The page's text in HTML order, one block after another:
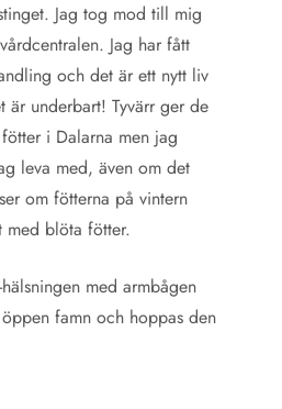
Jag tog mod till mig
Jag har fått
och det är ett nytt liv
är underbart! Tyvärr ger de
i Dalarna men jag
leva med, även om det
om fötterna på vintern
med blöta fötter.
med armbågen
famn och hoppas den